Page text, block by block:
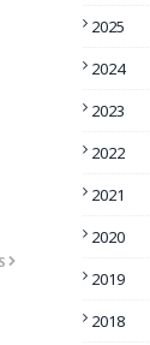
2025
2024
2023
2022
2021
2020
2019
2018